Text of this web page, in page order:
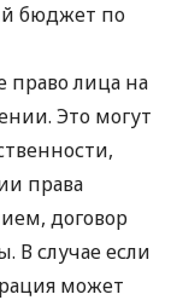
бюджет по
лица на
Это могут
права
договор
В случае если
может